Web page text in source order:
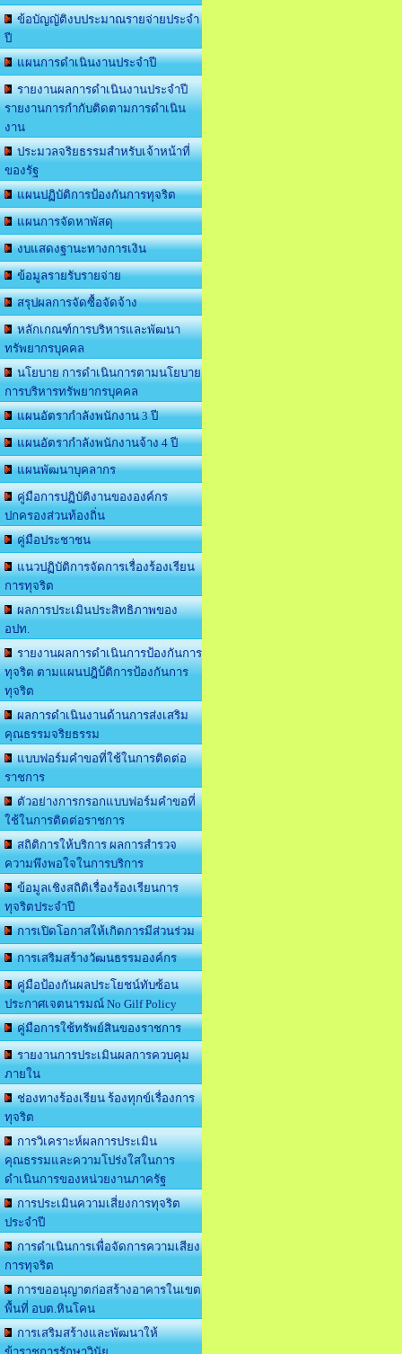
ข้อบัญญัติงบประมาณรายจ่ายประจำ
ปี
แผนการดำเนินงานประจำปี
รายงานผลการดำเนินงานประจำปี
รายงานการกำกับติดตามการดำเนิน
งาน
ประมวลจริยธรรมสำหรับเจ้าหน้าที่
ของรัฐ
แผนปฏิบัติการป้องกันการทุจริต
แผนการจัดหาพัสดุ
งบแสดงฐานะทางการเงิน
ข้อมูลรายรับรายจ่าย
สรุปผลการจัดซื้อจัดจ้าง
หลักเกณฑ์การบริหารและพัฒนา
ทรัพยากรบุคคล
นโยบาย การดำเนินการตามนโยบาย
การบริหารทรัพยากรบุคคล
แผนอัตรากำลังพนักงาน 3 ปี
แผนอัตรากำลังพนักงานจ้าง 4 ปี
แผนพัฒนาบุคลากร
คู่มือการปฏิบัติงานขององค์กร
ปกครองส่วนท้องถิ่น
คู่มือประชาชน
แนวปฏิบัติการจัดการเรื่องร้องเรียน
การทุจริต
ผลการประเมินประสิทธิภาพของ
อปท.
รายงานผลการดำเนินการป้องกันการ
ทุจริต ตามแผนปฎิบ้ติการป้องกันการ
ทุจริต
ผลการดำเนินงานด้านการส่งเสริม
คุณธรรมจริยธรรม
แบบฟอร์มคำขอที่ใช้ในการติดต่อ
ราชการ
ตัวอย่างการกรอกแบบฟอร์มคำขอที่
ใช้ในการติดต่อราชการ
สถิติการให้บริการ ผลการสำรวจ
ความพึงพอใจในการบริการ
ข้อมูลเชิงสถิติเรื่องร้องเรียนการ
ทุจริตประจำปี
การเปิดโอกาสให้เกิดการมีส่วนร่วม
การเสริมสร้างวัฒนธรรมองค์กร
คู่มือป้องกันผลประโยชน์ทับซ้อน
ประกาศเจตนารมณ์ No Gilf Policy
คู่มือการใช้ทรัพย์สินของราชการ
รายงานการประเมินผลการควบคุม
ภายใน
ช่องทางร้องเรียน ร้องทุกข์เรื่องการ
ทุจริต
การวิเคราะห์ผลการประเมิน
คุณธรรมและความโปร่งใสในการ
ดำเนินการของหน่วยงานภาครัฐ
การประเมินความเสี่ยงการทุจริต
ประจำปี
การดำเนินการเพื่อจัดการความเสียง
การทุจริต
การขออนุญาตก่อสร้างอาคารในเขต
พื้นที่ อบต.หินโคน
การเสริมสร้างและพัฒนาให้